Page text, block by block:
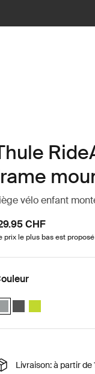
vélo enfant
CHF
prix le plus bas est
RideAlong Lite 2
Thule RideAlong Lite
Thule RideAlong
Livraison: à partir de